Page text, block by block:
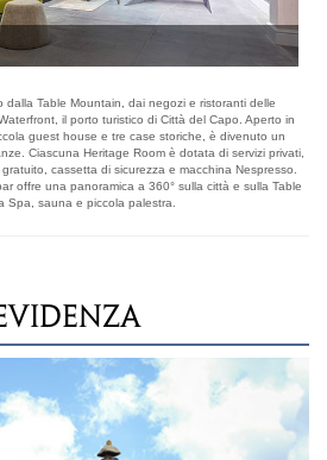
Table Mountain, dai negozi e ristoranti delle
il porto turistico di Città del Capo. Aperto in
guest house e tre case storiche, è divenuto un
Ciascuna Heritage Room è dotata di servizi privati,
cassetta di sicurezza e macchina Nespresso.
offre una panoramica a 360° sulla città e sulla Table
Spa, sauna e piccola palestra.